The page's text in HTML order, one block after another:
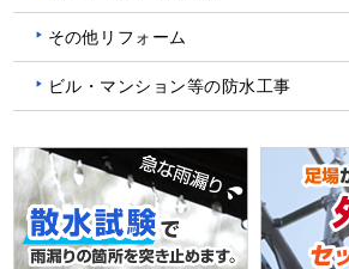
その他リフォーム
ビル・マンション等の防水工事